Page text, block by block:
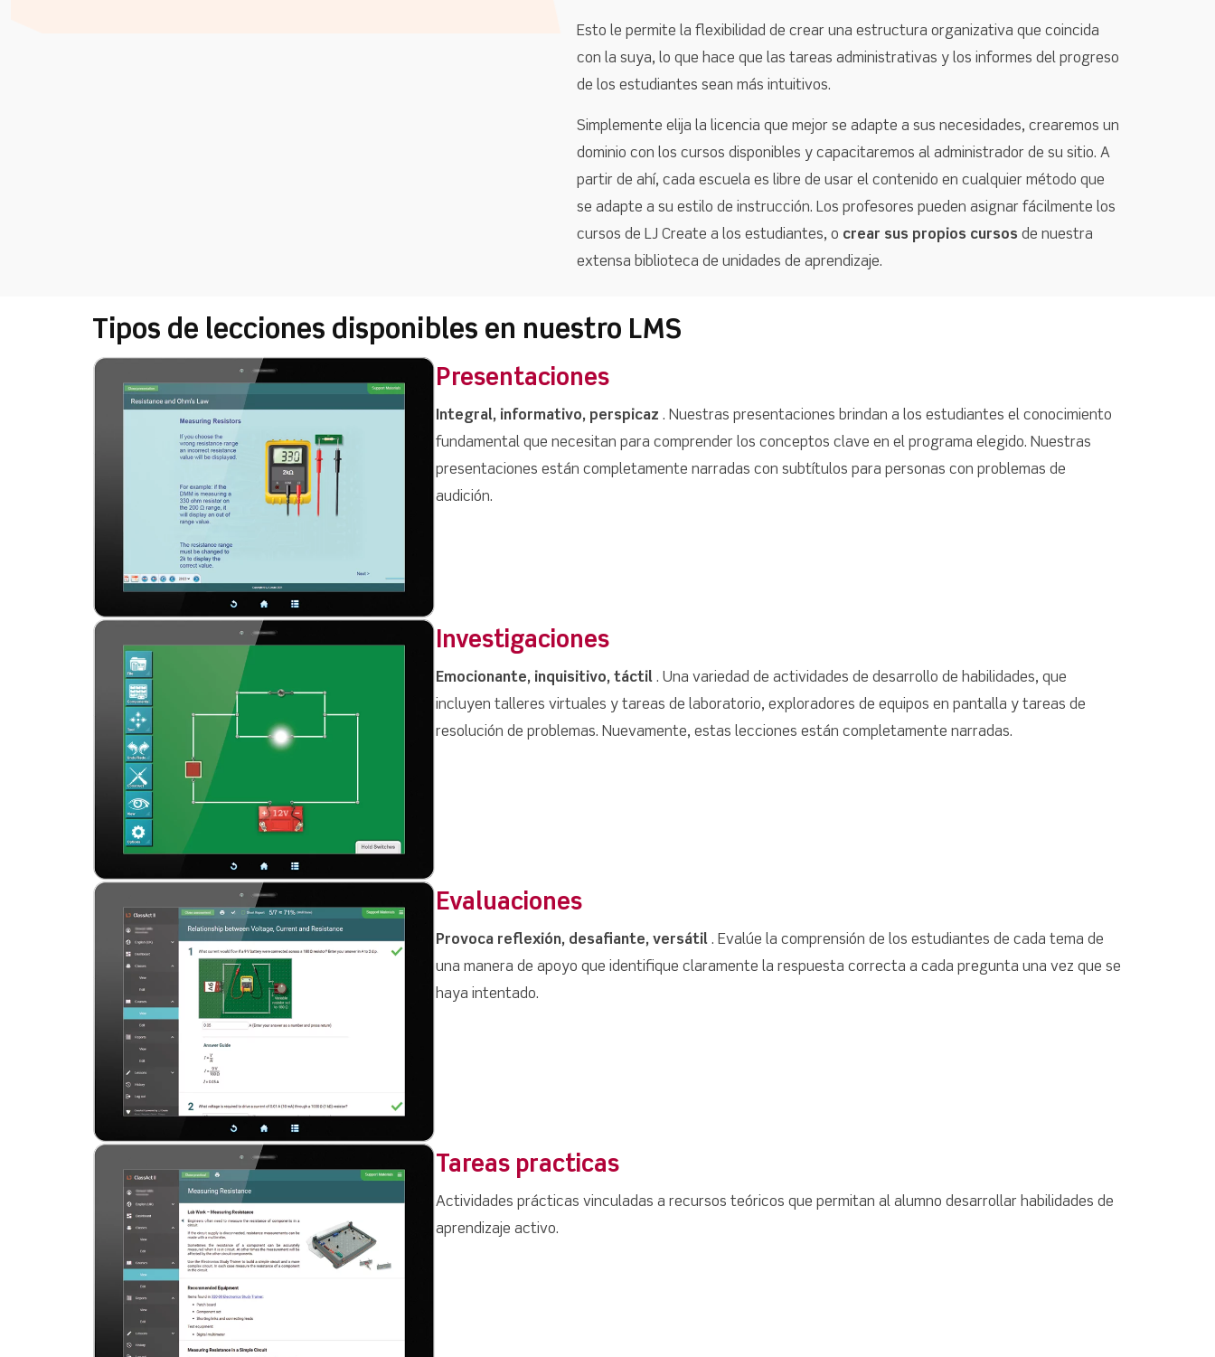
Esto le permite la flexibilidad de crear una estructura organizativa que coincida
con la suya, lo que hace que las tareas administrativas y los informes del progreso
de los estudiantes sean más intuitivos.
Simplemente elija la licencia que mejor se adapte a sus necesidades, crearemos un
dominio con los cursos disponibles y capacitaremos al administrador de su sitio. A
partir de ahí, cada escuela es libre de usar el contenido en cualquier método que
se adapte a su estilo de instrucción. Los profesores pueden asignar fácilmente los
cursos de LJ Create a los estudiantes, o crear sus propios cursos de nuestra
extensa biblioteca de unidades de aprendizaje.
Tipos de lecciones disponibles en nuestro LMS
Presentaciones
Integral, informativo, perspicaz . Nuestras presentaciones brindan a los estudiantes el conocimiento
fundamental que necesitan para comprender los conceptos clave en el programa elegido. Nuestras
presentaciones están completamente narradas con subtítulos para personas con problemas de
audición.
Investigaciones
Emocionante, inquisitivo, táctil. Una variedad de actividades de desarrollo de habilidades, que
incluyen talleres virtuales y tareas de laboratorio, exploradores de equipos en pantalla y tareas de
resolución de problemas. Nuevamente, estas lecciones están completamente narradas.
Evaluaciones
Provoca reflexión, desafiante, versátil. Evalúe la comprensión de los estudiantes de cada tema de
una manera de apoyo que identifique claramente la respuesta correcta a cada pregunta una vez que se
haya intentado.
Tareas practicas
Actividades prácticas vinculadas a recursos teóricos que permitan al alumno desarrollar habilidades de
aprendizaje activo.